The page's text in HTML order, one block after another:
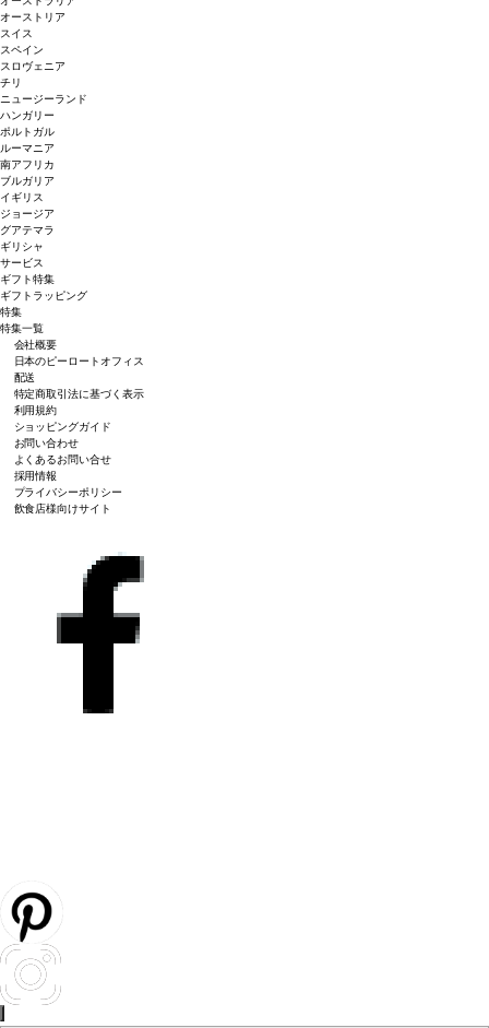
オーストリア
スイス
スペイン
スロヴェニア
チリ
ニュージーランド
ハンガリー
ポルトガル
ルーマニア
南アフリカ
ブルガリア
イギリス
ジョージア
グアテマラ
ギリシャ
サービス
ギフト特集
ギフトラッピング
特集
特集一覧
会社概要
日本のピーロートオフィス
配送
特定商取引法に基づく表示
利用規約
ショッピングガイド
お問い合わせ
よくあるお問い合せ
採用情報
プライバシーポリシー
飲食店様向けサイト